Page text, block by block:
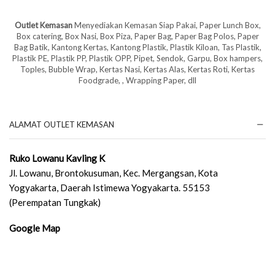
Outlet KemasanMenyediakan Kemasan Siap Pakai, Paper Lunch Box,
Box catering, Box Nasi, Box Piza, Paper Bag, Paper Bag Polos, Paper
Bag Batik, Kantong Kertas, Kantong Plastik, Plastik Kiloan, Tas Plastik,
Plastik PE, Plastik PP, Plastik OPP, Pipet, Sendok, Garpu, Box hampers,
Toples, Bubble Wrap, Kertas Nasi, Kertas Alas, Kertas Roti, Kertas
Foodgrade, , Wrapping Paper, dll
ALAMAT OUTLET KEMASAN
Ruko Lowanu Kavling K
Jl. Lowanu, Brontokusuman, Kec. Mergangsan, Kota
Yogyakarta, Daerah Istimewa Yogyakarta. 55153
(Perempatan Tungkak)
Google Map